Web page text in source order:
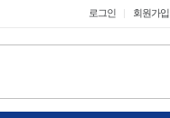
로그인 회원가입